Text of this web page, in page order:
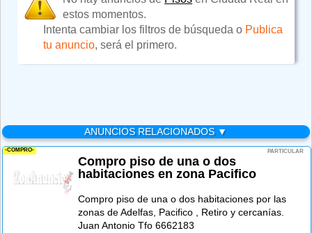
estos momentos.
Intenta cambiar los filtros de búsqueda o Publica
tu anuncio, será el primero.
ANUNCIOS RELACIONADOS ▼
-COMPRO- PARTICULAR
Compro piso de una o dos
habitaciones en zona Pacifico
Compro piso de una o dos habitaciones por las
zonas de Adelfas, Pacifico , Retiro y cercanías.
Juan Antonio Tfo 6662183